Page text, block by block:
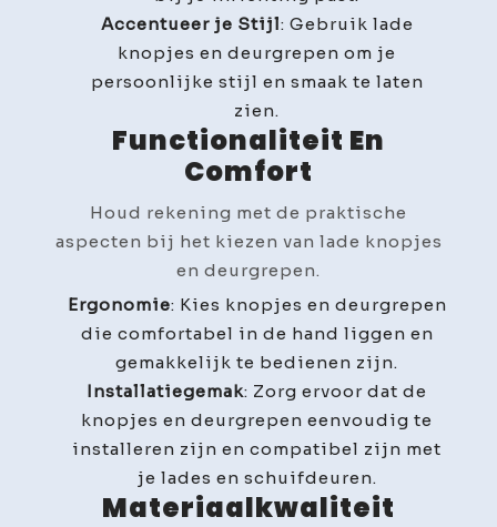
Accentueer je Stijl: Gebruik lade
knopjes en deurgrepen om je
persoonlijke stijl en smaak te laten
zien.
Functionaliteit En
Comfort
Houd rekening met de praktische
aspecten bij het kiezen van lade knopjes
en deurgrepen.
Ergonomie: Kies knopjes en deurgrepen
die comfortabel in de hand liggen en
gemakkelijk te bedienen zijn.
Installatiegemak: Zorg ervoor dat de
knopjes en deurgrepen eenvoudig te
installeren zijn en compatibel zijn met
je lades en schuifdeuren.
Materiaalkwaliteit